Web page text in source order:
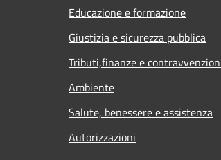
Educazione e formazione
Giustizia e sicurezza pubblica
Tributi,finanze e
Ambiente
Salute, benessere e assistenza
Autorizzazioni